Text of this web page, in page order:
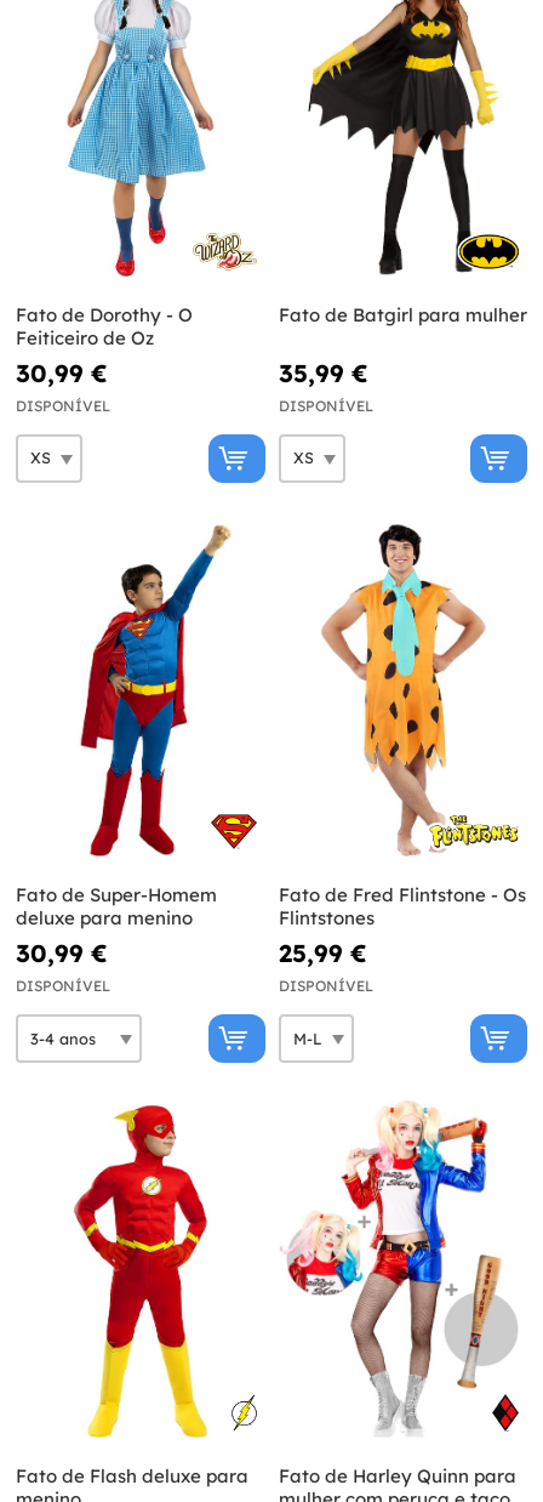
Fato de Dorothy - O
Feiticeiro de Oz
30,99 €
DISPONÍVEL
Fato de Batgirl para mulher
35,99 €
DISPONÍVEL
Fato de Super-Homem
deluxe para menino
30,99 €
DISPONÍVEL
Fato de Fred Flintstone - Os
Flintstones
25,99 €
DISPONÍVEL
Fato de Flash deluxe para
Fato de Harley Quinn para